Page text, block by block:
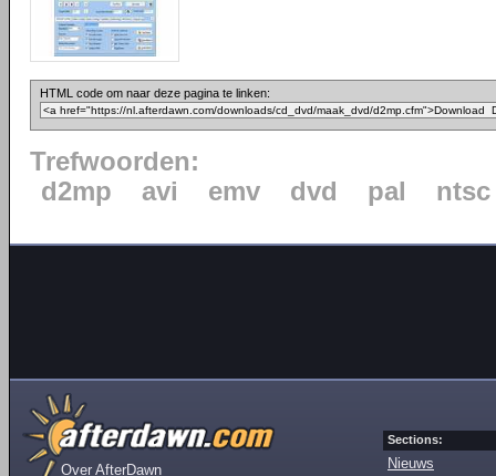
HTML code om naar deze pagina te linken:
Trefwoorden:
d2mp
avi emv dvd pal ntsc
Over AfterDawn
Sections:
Nieuws